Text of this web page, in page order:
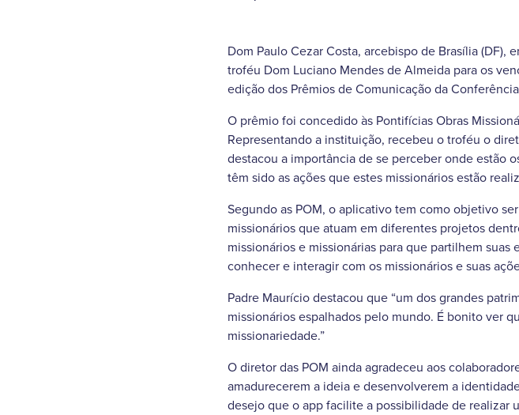
Dom Paulo Cezar Costa, arcebispo de Brasília
troféu Dom Luciano Mendes de Almeida para os
edição dos Prêmios de Comunicação da
O prêmio foi concedido às Pontifícias Obras
Representando a instituição, recebeu o troféu o
destacou a importância de se perceber onde estão
têm sido as ações que estes missionários estão
Segundo as POM, o aplicativo tem como objetivo
missionários que atuam em diferentes projetos
missionários e missionárias para que partilhem
conhecer e interagir com os missionários e suas
Padre Maurício destacou que “um dos grandes
missionários espalhados pelo mundo. É bonito ver
missionariedade.”
O diretor das POM ainda agradeceu aos
amadurecerem a ideia e desenvolverem a
desejo que o app facilite a possibilidade de realizar